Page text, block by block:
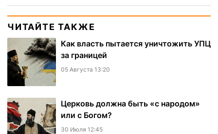
ЧИТАЙТЕ ТАКЖЕ
Как власть пытается уничтожить УПЦ
за границей
05 Августа 13:20
Церковь должна быть «с народом»
или с Богом?
30 Июля 12:45